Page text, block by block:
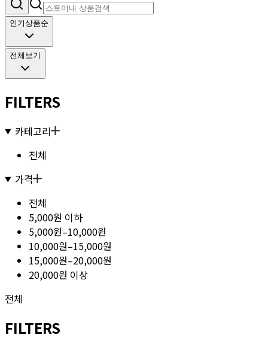
인기상품순
전체보기
FILTERS
카테고리
전체
가격
전체
5,000원 이하
5,000원–10,000원
10,000원–15,000원
15,000원–20,000원
20,000원 이상
전체
FILTERS